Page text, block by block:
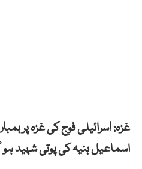
غزہ: اسرائیلی فوج کی غزہ پر
اسماعیل ہنیہ کی پوتی شہید ہو